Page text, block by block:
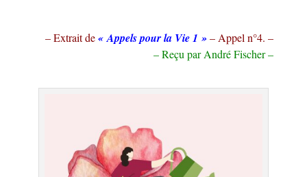
– Extrait de « Appels pour la Vie 1 » – Appel n°4. –
– Reçu par André Fischer –